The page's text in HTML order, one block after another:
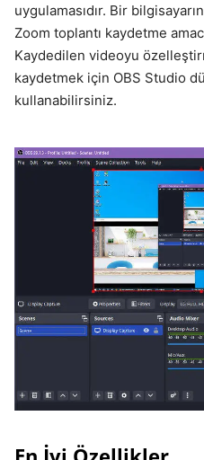
uygulamasıdır. Bir
Zoom toplantı kaydetme
Kaydedilen videoyu
kaydetmek için OBS Studio
kullanabilirsiniz.